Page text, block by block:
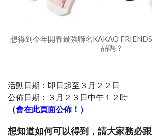
想得到今年開春最強聯名KAKAO
品嗎？
活動日期：即日起至３月２２日
公佈日期：３月２３日中午１２時
（會在此頁面公佈！）
想知道如何可以得到，請大家務必